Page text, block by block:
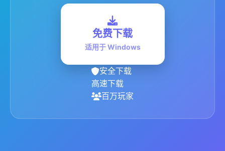
免费下载
适用于 Windows
安全下载
高速下载
百万玩家